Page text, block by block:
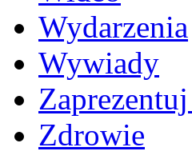
Wydarzenia
Wywiady
Zdrowie